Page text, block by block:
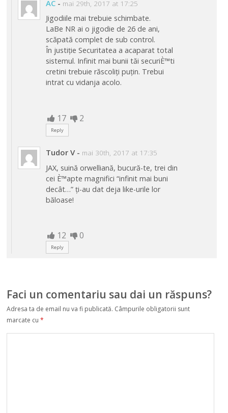
AC - mai 29th, 2017 at 17:25
Jigodiile mai trebuie schimbate.
LaBe NR ai o jigodie de 26 de ani,
scăpată complet de sub control.
În justiție Securitatea a acaparat total
sistemul. Infinit mai bunii tăi securiÈ™ti
cretini trebuie răscoliți puțin. Trebui
intrat cu vidanja acolo.
17 2
Reply
Tudor V - mai 30th, 2017 at 17:35
JAX, suină orwelliană, bucură-te, trei din
cei È™apte magnifici “infinit mai buni
decât…” ți-au dat deja like-urile lor
băloase!
12 0
Reply
Faci un comentariu sau dai un răspuns?
Adresa ta de email nu va fi publicată. Câmpurile obligatorii sunt
marcate cu*